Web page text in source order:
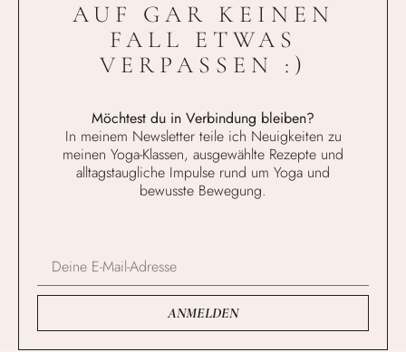
AUF GAR KEINEN
FALL ETWAS
VERPASSEN :)
Möchtest du in Verbindung bleiben?
In meinem Newsletter teile ich Neuigkeiten zu
meinen Yoga-Klassen, ausgewählte Rezepte und
alltagstaugliche Impulse rund um Yoga und
bewusste Bewegung.
ANMELDEN